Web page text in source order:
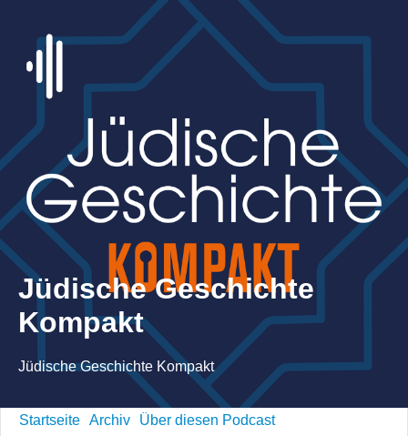
Jüdische Geschichte
Kompakt
Jüdische Geschichte Kompakt
Startseite Archiv Über diesen Podcast